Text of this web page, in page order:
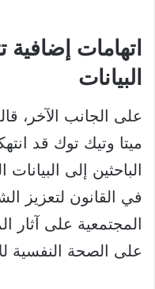
اتهامات
البيانات
على الجانب الآخر،
ميتا وتيك توك قد
الباحثين إلى
في القانون لتعزيز
المجتمعية على آثار
على الصحة النفسية